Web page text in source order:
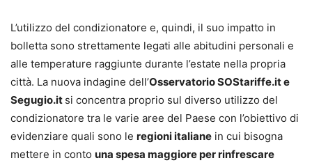
L’utilizzo del condizionatore e, quindi, il suo impatto in
bolletta sono strettamente legati alle abitudini personali e
alle temperature raggiunte durante l’estate nella propria
città. La nuova indagine dell’Osservatorio SOStariffe.it e
Segugio.it si concentra proprio sul diverso utilizzo del
condizionatore tra le varie aree del Paese con l’obiettivo di
evidenziare quali sono le regioni italiane in cui bisogna
mettere in conto una spesa maggiore per rinfrescare